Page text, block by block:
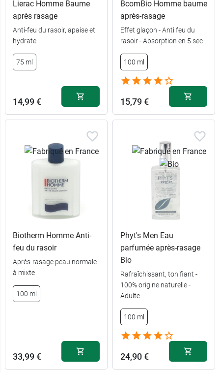
Lierac Homme Baume
après rasage
Anti-feu du rasoir, apaise et
hydrate
75 ml
14,99 €
BcomBio Homme baume
après-rasage
Effet glaçon - Anti feu du
rasoir - Absorption en 5 sec
100 ml
15,79 €
Biotherm Homme Anti-
feu du rasoir
Après-rasage peau normale
à mixte
100 ml
33,99 €
Phyt's Men Eau
parfumée après-rasage
Bio
Rafraîchissant, tonifiant -
100% origine naturelle -
Adulte
100 ml
24,90 €